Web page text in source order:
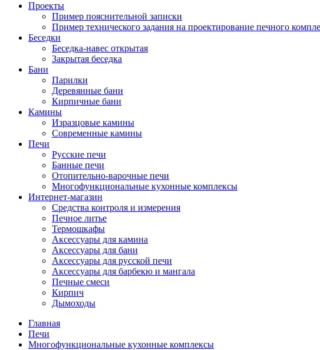
Проекты
Пример пояснительной записки
Пример технического задания на проектирование печного
Беседки
Беседка-навес открытая
Закрытая беседка
Бани
Парилки
Деревянные бани
Кирпичные бани
Камины
Изразцовые камины
Современные камины
Печи
Русские печи
Банные печи
Отопительно-варочные печи
Многофункциональные кухонные комплексы
Интернет-магазин
Средства контроля и измерения
Печное литье
Термошкафы
Аксессуары для камина
Аксессуары для бани
Аксессуары для русской печи
Аксессуары для барбекю и мангала
Печные смеси
Кирпич
Дымоходы
Главная
Печи
Многофункциональные кухонные комплексы